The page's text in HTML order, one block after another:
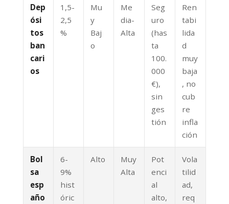
Dep
ósi
tos
ban
cari
os
1,5-
2,5
%
Mu
y
Baj
o
Me
dia-
Alta
Seg
uro
(has
ta
100.
000
€),
sin
ges
tión
Ren
tabi
lida
d
muy
baja
, no
cub
re
infla
ción
Bol
sa
esp
año
6-
9%
hist
óric
Alto
Muy
Alta
Pot
enci
al
alto,
Vola
tilid
ad,
req